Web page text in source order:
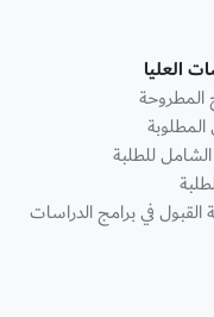
العليا
المطروحة
المطلوبة
للطلبة
في برامج الدراسات